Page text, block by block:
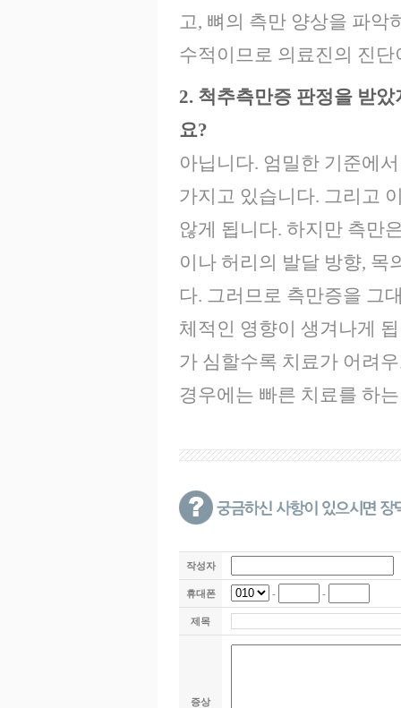
고, 뼈의 측만 양상을 파악
수적이므로 의료진의 진
2. 척추측만증 판정을 받
요?
아닙니다. 엄밀한 기준에
가지고 있습니다. 그리고
않게 됩니다. 하지만 측만
이나 허리의 발달 방향, 목
다. 그러므로 측만증을 그
체적인 영향이 생겨나게
가 심할수록 치료가 어려
경우에는 빠른 치료를 하
작성자
휴대폰 - -
제목
증상